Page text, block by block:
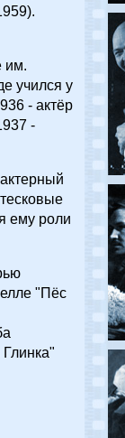
им.
учился у
- актёр
-
ему роли
"Пёс